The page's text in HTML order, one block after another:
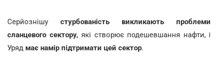
Серйознішу стурбованість викликають проблеми
сланцевого сектору, які створює подешевшання нафти, і
Уряд має намір підтримати цей сектор.